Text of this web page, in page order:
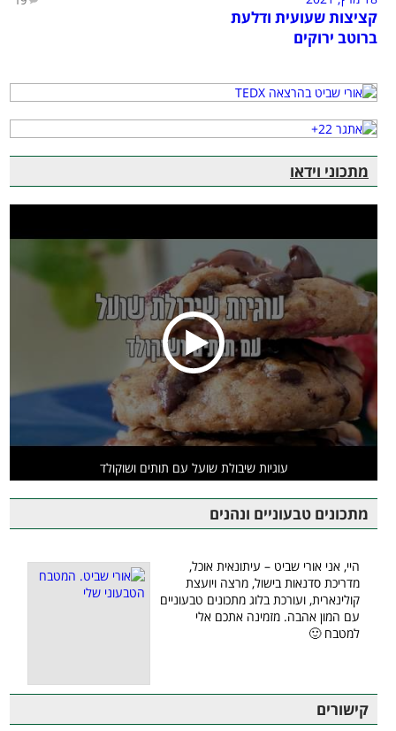
קציצות שעועית ודלעת
ברוטב ירוקים
מתכוני וידאו
עוגיות שיבולת שועל עם תותים ושוקולד
מתכונים טבעוניים ונהנים
היי, אני אורי שביט – עיתונאית אוכל,
מדריכת סדנאות בישול, מרצה ויועצת
קולינארית, ועורכת בלוג מתכונים טבעוניים
עם המון אהבה. מזמינה אתכם אלי
למטבח 🙂
קישורים